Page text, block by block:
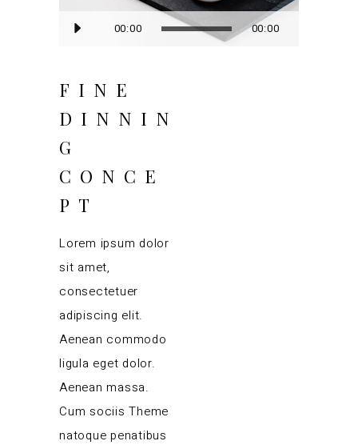
Audio
00:00 00:00
FINE
DINNIN
G
CONCE
PT
Lorem ipsum dolor
sit amet,
consectetuer
adipiscing elit.
Aenean commodo
ligula eget dolor.
Aenean massa.
Cum sociis Theme
natoque penatibus